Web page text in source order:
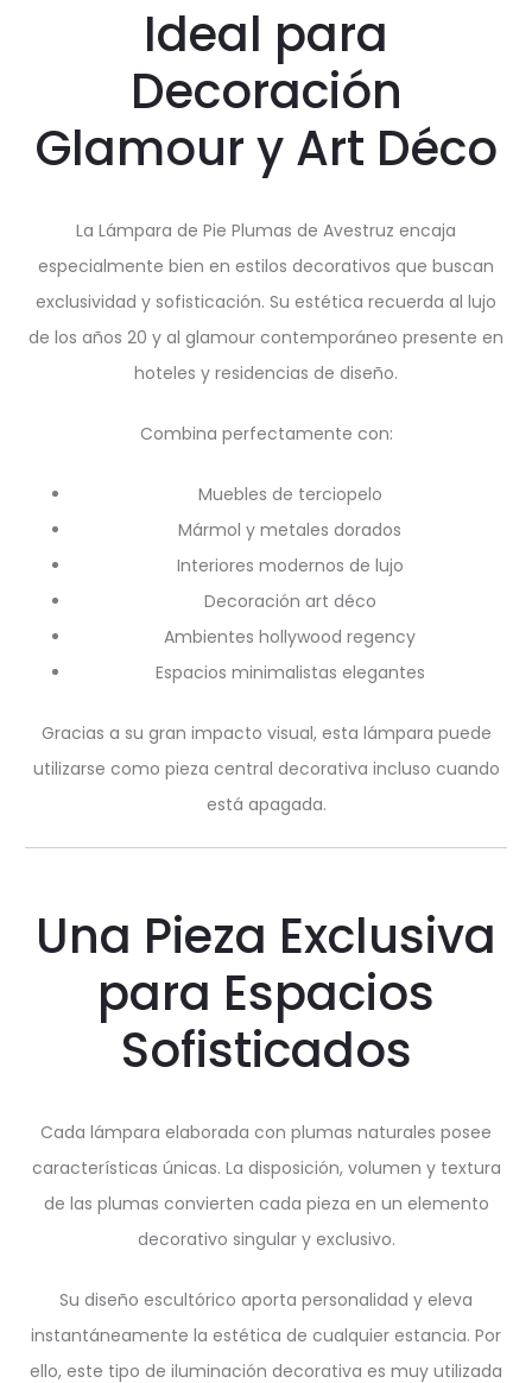
Ideal para
Decoración
Glamour y Art Déco
La Lámpara de Pie Plumas de Avestruz encaja
especialmente bien en estilos decorativos que buscan
exclusividad y sofisticación. Su estética recuerda al lujo
de los años 20 y al glamour contemporáneo presente en
hoteles y residencias de diseño.
Combina perfectamente con:
Muebles de terciopelo
Mármol y metales dorados
Interiores modernos de lujo
Decoración art déco
Ambientes hollywood regency
Espacios minimalistas elegantes
Gracias a su gran impacto visual, esta lámpara puede
utilizarse como pieza central decorativa incluso cuando
está apagada.
Una Pieza Exclusiva
para Espacios
Sofisticados
Cada lámpara elaborada con plumas naturales posee
características únicas. La disposición, volumen y textura
de las plumas convierten cada pieza en un elemento
decorativo singular y exclusivo.
Su diseño escultórico aporta personalidad y eleva
instantáneamente la estética de cualquier estancia. Por
ello, este tipo de iluminación decorativa es muy utilizada